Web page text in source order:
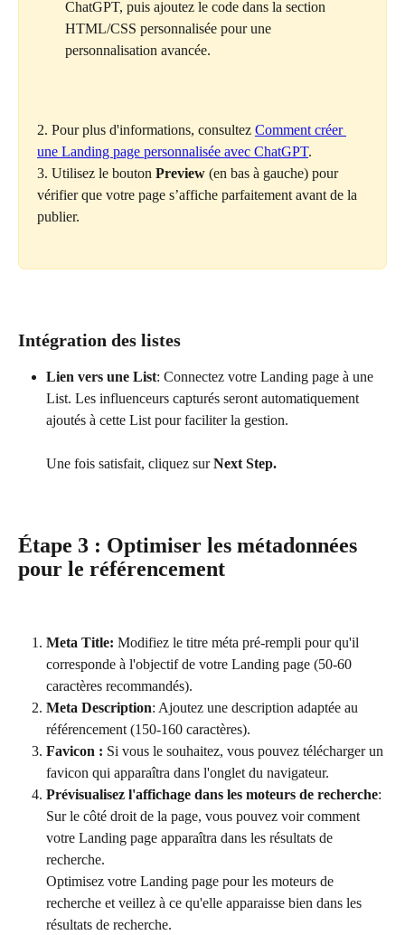
ChatGPT, puis ajoutez le code dans la section
HTML/CSS personnalisée pour une
personnalisation avancée.
2. Pour plus d'informations, consultez Comment créer
une Landing page personnalisée avec ChatGPT.
3. Utilisez le bouton Preview (en bas à gauche) pour
vérifier que votre page s’affiche parfaitement avant de la
publier.
Intégration des listes
Lien vers une List: Connectez votre Landing page à une
List. Les influenceurs capturés seront automatiquement
ajoutés à cette List pour faciliter la gestion.
Une fois satisfait, cliquez sur Next Step.
Étape 3 : Optimiser les métadonnées
pour le référencement
Meta Title: Modifiez le titre méta pré-rempli pour qu'il
corresponde à l'objectif de votre Landing page (50-60
caractères recommandés).
Meta Description: Ajoutez une description adaptée au
référencement (150-160 caractères).
Favicon : Si vous le souhaitez, vous pouvez télécharger un
favicon qui apparaîtra dans l'onglet du navigateur.
Prévisualisez l'affichage dans les moteurs de recherche:
Sur le côté droit de la page, vous pouvez voir comment
votre Landing page apparaîtra dans les résultats de
recherche.
Optimisez votre Landing page pour les moteurs de
recherche et veillez à ce qu'elle apparaisse bien dans les
résultats de recherche.